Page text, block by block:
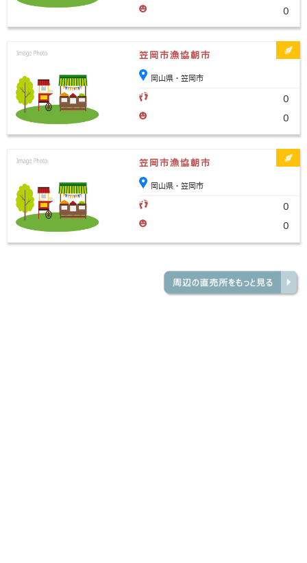
0
笠岡市漁協朝市
岡山県・笠岡市
0
0
笠岡市漁協朝市
岡山県・笠岡市
0
0